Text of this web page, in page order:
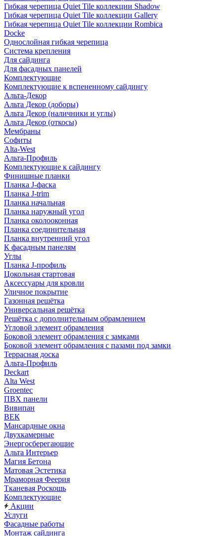
Гибкая черепица Quiet Tile коллекции Shadow
Гибкая черепица Quiet Tile коллекции Gallery
Гибкая черепица Quiet Tile коллекции Rombica
Docke
Однослойная гибкая черепица
Система крепления
Для сайдинга
Для фасадных панелей
Комплектующие
Комплектующие к вспененному сайдингу
Альта-Декор
Альта Декор (доборы)
Альта Декор (наличники и углы)
Альта Декор (откосы)
Мембраны
Софиты
Alta-West
Альта-Профиль
Комплектующие к сайдингу
Финишные планки
Планка J-фаска
Планка J-trim
Планка начальная
Планка наружный угол
Планка околооконная
Планка соединительная
Планка внутренний угол
К фасадным панелям
Углы
Планка J-профиль
Цокольная стартовая
Аксессуары для кровли
Уличное покрытие
Газонная решётка
Универсальная решётка
Решётка с дополнительным обрамлением
Угловой элемент обрамления
Боковой элемент обрамления с замками
Боковой элемент обрамления с пазами под замки
Террасная доска
Альта-Профиль
Deckart
Alta West
Groentec
ПВХ панели
Вивипан
ВЕК
Мансардные окна
Двухкамерные
Энергосберегающие
Альта Интерьер
Магия Бетона
Матовая Эстетика
Мраморная Феерия
Тканевая Роскошь
Комплектующие
Акции
Услуги
Фасадные работы
Монтаж сайдинга